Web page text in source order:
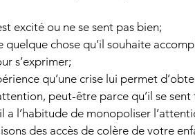
excité ou ne se sent pas bien;
quelque chose qu’il souhaite
s’exprimer;
qu’une crise lui permet
peut-être parce qu’il se sent
a l’habitude de monopoliser
des accès de colère de votre